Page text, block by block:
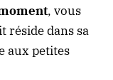
, vous
réside dans sa
aux petites